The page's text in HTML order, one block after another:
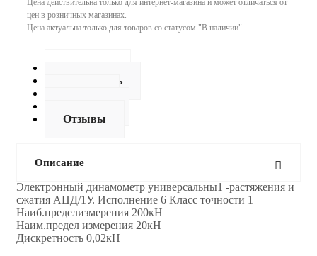
Цена действительна только для интернет-магазина и может отличаться от
цен в розничных магазинах.
Цена актуальна только для товаров со статусом "В наличии".
Как купить
Отзывы
Описание
Электронный динамометр универсальны1 -растяжения и
сжатия АЦД/1У. Исполнение 6 Класс точности 1
Наиб.пределизмерения 200кН
Наим.предел измерения 20кН
Дискретность 0,02кН